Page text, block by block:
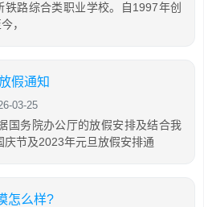
路综合类职业学校。自1997年创
，
假通知
03-25
国务院办公厅的放假安排及结合我
庆节及2023年元旦放假安排通
怎么样?